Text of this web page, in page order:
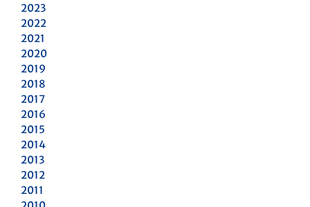
2023
2022
2021
2020
2019
2018
2017
2016
2015
2014
2013
2012
2011